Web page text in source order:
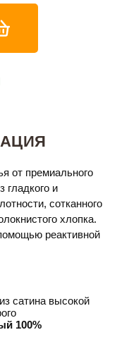
от премиального
гладкого и
сотканного
хлопка.
реактивной
сатина высокой
100%